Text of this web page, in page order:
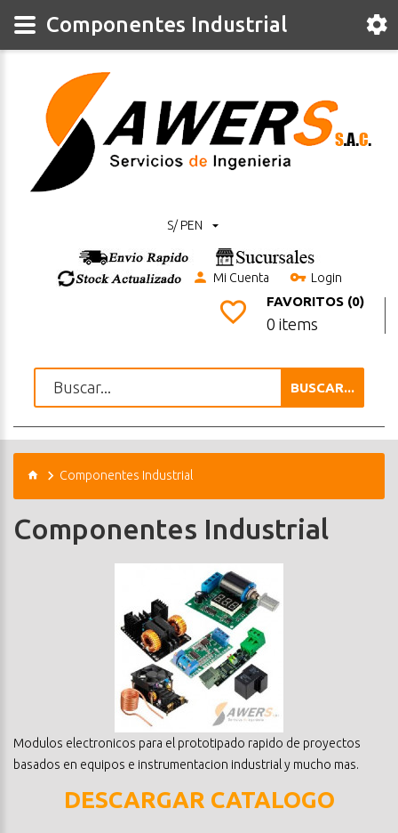
S/ PEN
Mi Cuenta Login
FAVORITOS (0)
0 items
BUSCAR...
Componentes Industrial
Componentes Industrial
Modulos electronicos para el prototipado rapido de proyectos
basados en equipos e instrumentacion industrial y mucho mas.
DESCARGAR CATALOGO
Componentes Industrial